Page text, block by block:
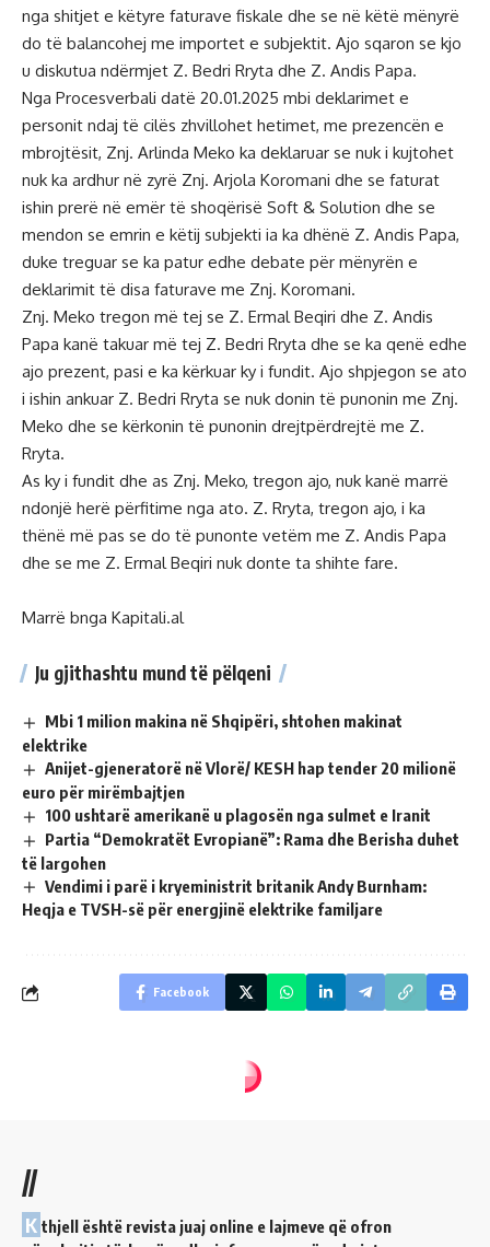
nga shitjet e këtyre faturave fiskale dhe se në këtë mënyrë
do të balancohej me importet e subjektit. Ajo sqaron se kjo
u diskutua ndërmjet Z. Bedri Rryta dhe Z. Andis Papa.
Nga Procesverbali datë 20.01.2025 mbi deklarimet e
personit ndaj të cilës zhvillohet hetimet, me prezencën e
mbrojtësit, Znj. Arlinda Meko ka deklaruar se nuk i kujtohet
nuk ka ardhur në zyrë Znj. Arjola Koromani dhe se faturat
ishin prerë në emër të shoqërisë Soft & Solution dhe se
mendon se emrin e këtij subjekti ia ka dhënë Z. Andis Papa,
duke treguar se ka patur edhe debate për mënyrën e
deklarimit të disa faturave me Znj. Koromani.
Znj. Meko tregon më tej se Z. Ermal Beqiri dhe Z. Andis
Papa kanë takuar më tej Z. Bedri Rryta dhe se ka qenë edhe
ajo prezent, pasi e ka kërkuar ky i fundit. Ajo shpjegon se ato
i ishin ankuar Z. Bedri Rryta se nuk donin të punonin me Znj.
Meko dhe se kërkonin të punonin drejtpërdrejtë me Z.
Rryta.
As ky i fundit dhe as Znj. Meko, tregon ajo, nuk kanë marrë
ndonjë herë përfitime nga ato. Z. Rryta, tregon ajo, i ka
thënë më pas se do të punonte vetëm me Z. Andis Papa
dhe se me Z. Ermal Beqiri nuk donte ta shihte fare.
Marrë bnga Kapitali.al
Ju gjithashtu mund të pëlqeni
Mbi 1 milion makina në Shqipëri, shtohen makinat
elektrike
Anijet-gjeneratorë në Vlorë/ KESH hap tender 20 milionë
euro për mirëmbajtjen
100 ushtarë amerikanë u plagosën nga sulmet e Iranit
Partia “Demokratët Evropianë”: Rama dhe Berisha duhet
të largohen
Vendimi i parë i kryeministrit britanik Andy Burnham:
Heqja e TVSH-së për energjinë elektrike familjare
Facebook
//
K thjell është revista juaj online e lajmeve që ofron